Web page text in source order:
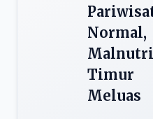
Timur
Meluas